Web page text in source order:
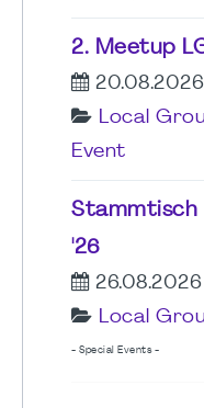
2. Meetup
Local
Event
Stammtisch
'26
Local
- Special Events -